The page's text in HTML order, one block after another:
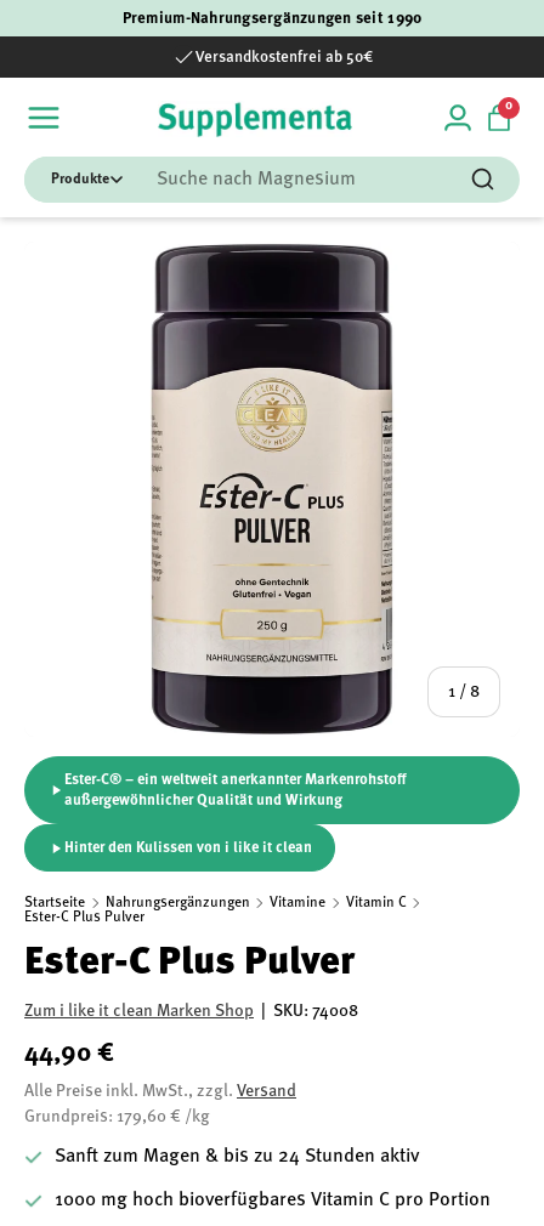
Premium-Nahrungsergänzungen seit 1990
Versandkostenfrei ab 50€
Einloggen
00
Suchen
Suchen
1 / von
8
Ester-C® – ein weltweit anerkannter Markenrohstoff
außergewöhnlicher Qualität und Wirkung
Hinter den Kulissen von i like it clean
Startseite Nahrungsergänzungen Vitamine
Vitamin C
Ester-C Plus Pulver
Ester-C Plus Pulver
Zum i like it clean Marken Shop SKU: 74008
44,90 €
Alle Preise inkl. MwSt., zzgl. Versand
Grundpreis: 179,60 € /kg
Sanft zum Magen & bis zu 24 Stunden aktiv
1000 mg hoch bioverfügbares Vitamin C pro Portion